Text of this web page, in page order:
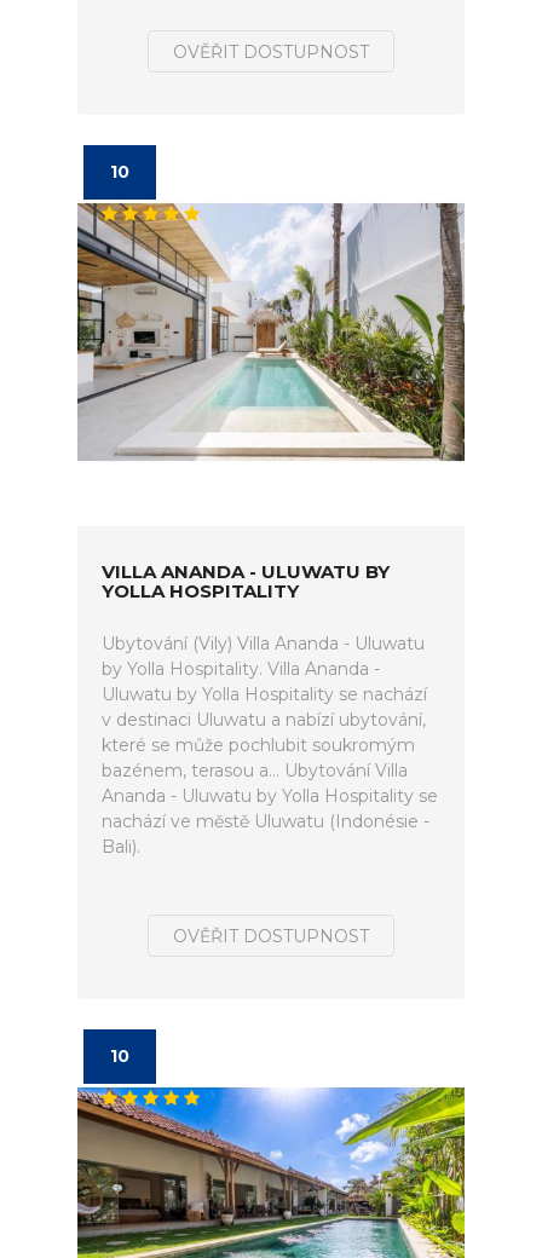
OVĚŘIT DOSTUPNOST
10
VILLA ANANDA - ULUWATU BY
YOLLA HOSPITALITY
Ubytování (Vily) Villa Ananda - Uluwatu
by Yolla Hospitality. Villa Ananda -
Uluwatu by Yolla Hospitality se nachází
v destinaci Uluwatu a nabízí ubytování,
které se může pochlubit soukromým
bazénem, terasou a... Ubytování Villa
Ananda - Uluwatu by Yolla Hospitality se
nachází ve městě Uluwatu (Indonésie -
Bali).
OVĚŘIT DOSTUPNOST
10